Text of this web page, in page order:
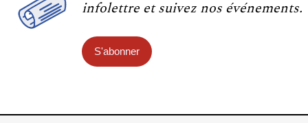
infolettre et suivez nos événements.
S'abonner